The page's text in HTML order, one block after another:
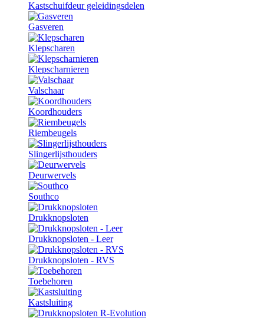
Kastschuifdeur geleidingsdelen
Gasveren
Klepscharen
Klepscharnieren
Valschaar
Koordhouders
Riembeugels
Slingerlijsthouders
Deurwervels
Southco
Drukknopsloten
Drukknopsloten - Leer
Drukknopsloten - RVS
Toebehoren
Kastsluiting